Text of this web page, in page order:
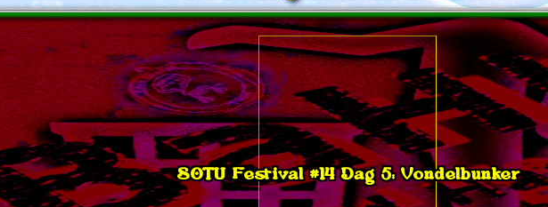
SOTU Festival #14 Dag 5: Vondelbunker